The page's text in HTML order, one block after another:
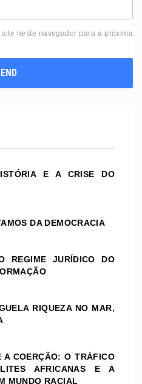
neste navegador para a próxima
E A CRISE DO
DA DEMOCRACIA
JURÍDICO DO
RIQUEZA NO MAR,
A COERÇÃO: O TRÁFICO
AFRICANAS E A
MUNDO RACIAL